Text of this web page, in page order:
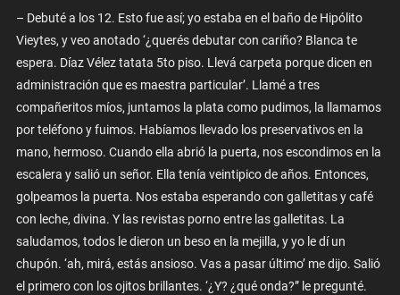
– Debuté a los 12. Esto fue así; yo estaba en el baño de Hipólito
Vieytes, y veo anotado ‘¿querés debutar con cariño? Blanca te
espera. Díaz Vélez tatata 5to piso. Llevá carpeta porque dicen en
administración que es maestra particular’. Llamé a tres
compañeritos míos, juntamos la plata como pudimos, la llamamos
por teléfono y fuimos. Habíamos llevado los preservativos en la
mano, hermoso. Cuando ella abrió la puerta, nos escondimos en la
escalera y salió un señor. Ella tenía veintipico de años. Entonces,
golpeamos la puerta. Nos estaba esperando con galletitas y café
con leche, divina. Y las revistas porno entre las galletitas. La
saludamos, todos le dieron un beso en la mejilla, y yo le dí un
chupón. ‘ah, mirá, estás ansioso. Vas a pasar último’ me dijo. Salió
el primero con los ojitos brillantes. ‘¿Y? ¿qué onda?” le pregunté.